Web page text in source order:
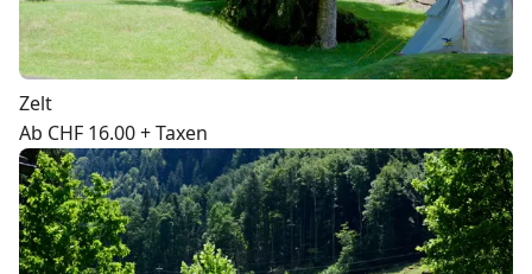
Zelt
Ab CHF 16.00 + Taxen